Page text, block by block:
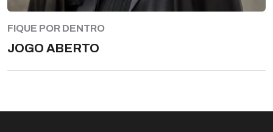
FIQUE POR DENTRO
JOGO ABERTO